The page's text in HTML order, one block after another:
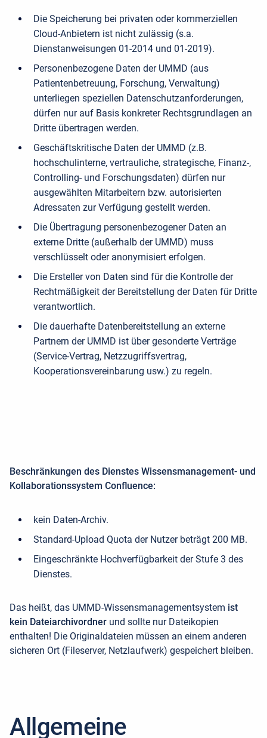
Die Speicherung bei privaten oder kommerziellen
Cloud-Anbietern ist nicht zulässig (s.a.
Dienstanweisungen 01-2014 und 01-2019).
Personenbezogene Daten der UMMD (aus
Patientenbetreuung, Forschung, Verwaltung)
unterliegen speziellen Datenschutzanforderungen,
dürfen nur auf Basis konkreter Rechtsgrundlagen an
Dritte übertragen werden.
Geschäftskritische Daten der UMMD (z.B.
hochschulinterne, vertrauliche, strategische, Finanz-,
Controlling- und Forschungsdaten) dürfen nur
ausgewählten Mitarbeitern bzw. autorisierten
Adressaten zur Verfügung gestellt werden.
Die Übertragung personenbezogener Daten an
externe Dritte (außerhalb der UMMD) muss
verschlüsselt oder anonymisiert erfolgen.
Die Ersteller von Daten sind für die Kontrolle der
Rechtmäßigkeit der Bereitstellung der Daten für Dritte
verantwortlich.
Die dauerhafte Datenbereitstellung an externe
Partnern der UMMD ist über gesonderte Verträge
(Service-Vertrag, Netzzugriffsvertrag,
Kooperationsvereinbarung usw.) zu regeln.
Beschränkungen des Dienstes Wissensmanagement- und
Kollaborationssystem Confluence:
kein Daten-Archiv.
Standard-Upload Quota der Nutzer beträgt 200 MB.
Eingeschränkte Hochverfügbarkeit der Stufe 3 des
Dienstes.
Das heißt, das UMMD-Wissensmanagementsystem ist
kein Dateiarchivordner und sollte nur Dateikopien
enthalten! Die Originaldateien müssen an einem anderen
sicheren Ort (Fileserver, Netzlaufwerk) gespeichert bleiben.
Allgemeine